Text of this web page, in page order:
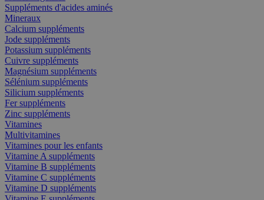
Suppléments d'acides aminés
Mineraux
Calcium suppléments
Jode suppléments
Potassium suppléments
Cuivre suppléments
Magnésium suppléments
Sélénium suppléments
Silicium suppléments
Fer suppléments
Zinc suppléments
Vitamines
Multivitamines
Vitamines pour les enfants
Vitamine A suppléments
Vitamine B suppléments
Vitamine C suppléments
Vitamine D suppléments